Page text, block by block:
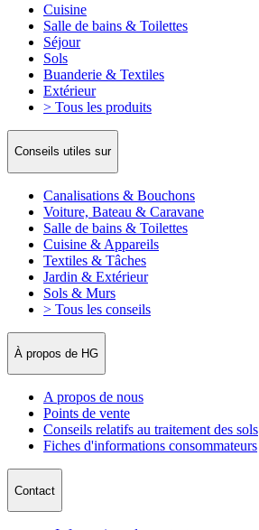
Cuisine
Salle de bains & Toilettes
Séjour
Sols
Buanderie & Textiles
Extérieur
> Tous les produits
Conseils utiles sur
Canalisations & Bouchons
Voiture, Bateau & Caravane
Salle de bains & Toilettes
Cuisine & Appareils
Textiles & Tâches
Jardin & Extérieur
Sols & Murs
> Tous les conseils
À propos de HG
A propos de nous
Points de vente
Conseils relatifs au traitement des sols
Fiches d'informations consommateurs
Contact